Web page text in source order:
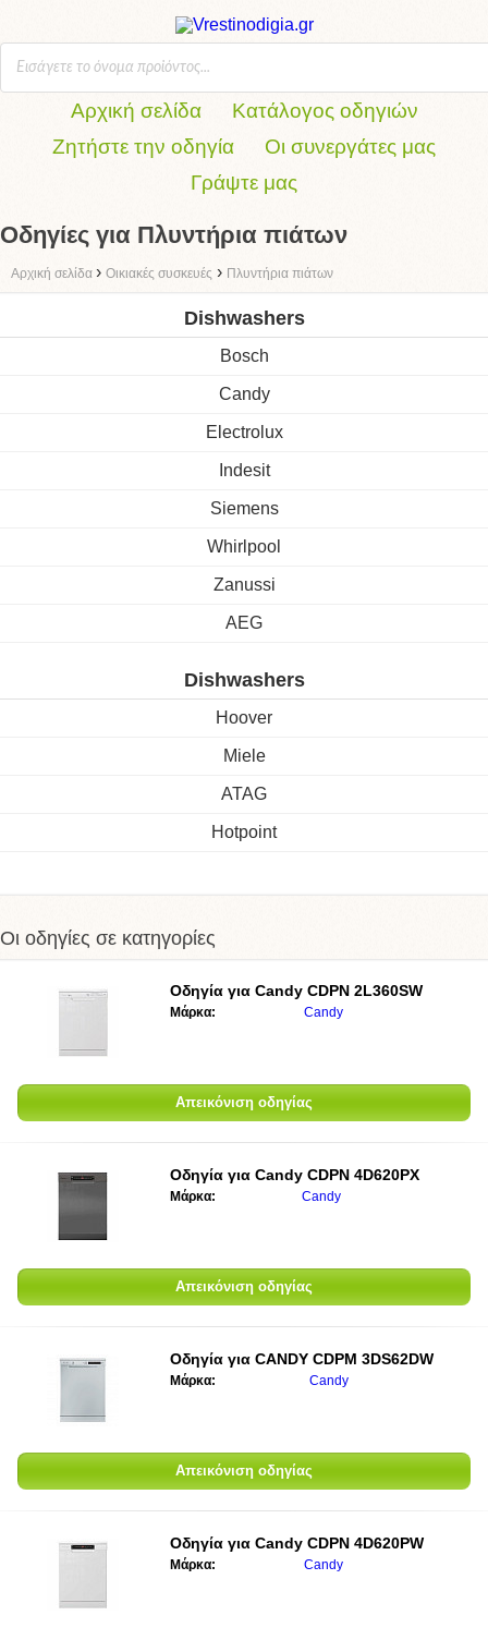
Αρχική σελίδα
Κατάλογος οδηγιών
Ζητήστε την οδηγία
Οι συνεργάτες μας
Γράψτε μας
Οδηγίες για Πλυντήρια πιάτων
Αρχική σελίδα › Οικιακές συσκευές › Πλυντήρια πιάτων
Dishwashers
Bosch
Candy
Electrolux
Indesit
Siemens
Whirlpool
Zanussi
AEG
Dishwashers
Hoover
Miele
ATAG
Hotpoint
Οι οδηγίες σε κατηγορίες
Οδηγία για Candy CDPN 2L360SW
Μάρκα: Candy
Απεικόνιση οδηγίας
Οδηγία για Candy CDPN 4D620PX
Μάρκα: Candy
Απεικόνιση οδηγίας
Οδηγία για CANDY CDPM 3DS62DW
Μάρκα: Candy
Απεικόνιση οδηγίας
Οδηγία για Candy CDPN 4D620PW
Μάρκα: Candy